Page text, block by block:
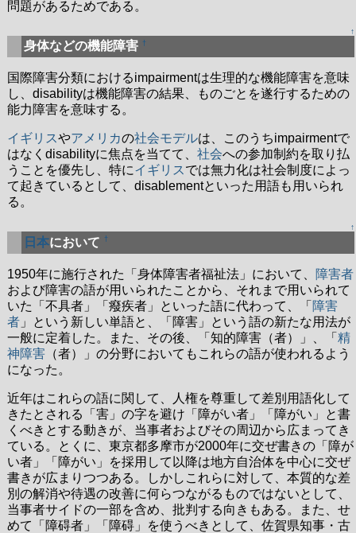
問題があるためである。
↑
身体などの機能障害 †
国際障害分類におけるimpairmentは生理的な機能障害を意味
し、disabilityは機能障害の結果、ものごとを遂行するための
能力障害を意味する。
イギリスやアメリカの社会モデルは、このうちimpairmentで
はなくdisabilityに焦点を当てて、 社会への参加制約を取り払
うことを優先し、特にイギリスでは無力化は社会制度によっ
て起きているとして、disablementといった用語も用いられ
る。
↑
日本において †
1950年に施行された「身体障害者福祉法」において、 障害者
および障害の語が用いられたことから、それまで用いられて
いた「不具者」「癈疾者」といった語に代わって、「 障害
者 」という新しい単語と、「障害」という語の新たな用法が
一般に定着した。また、その後、「知的障害（者）」、「 精
神障害 （者）」の分野においてもこれらの語が使われるよう
になった。
近年はこれらの語に関して、人権を尊重して差別用語化して
きたとされる「害」の字を避け「障がい者」「障がい」と書
くべきとする動きが、当事者およびその周辺から広まってき
ている。とくに、東京都多摩市が2000年に交ぜ書きの「障が
い者」「障がい」を採用して以降は地方自治体を中心に交ぜ
書きが広まりつつある。しかしこれらに対して、本質的な差
別の解消や待遇の改善に何らつながるものではないとして、
当事者サイドの一部を含め、批判する向きもある。また、せ
めて「障碍者」「障碍」を使うべきとして、佐賀県知事・古